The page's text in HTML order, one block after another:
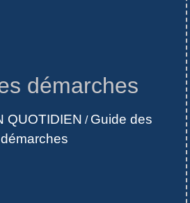
démarches
QUOTIDIEN / Guide des
démarches